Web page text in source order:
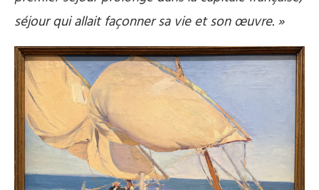
séjour qui allait façonner sa vie et son œuvre. »